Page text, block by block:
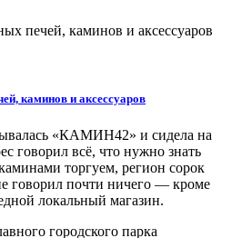
каминов и аксессуаров
«КАМИН42» и сидела на
говорил всё, что нужно знать
торгуем, регион сорок
говорил почти ничего — кроме
локальный магазин.